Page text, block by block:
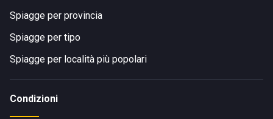
Spiagge per provincia
Spiagge per tipo
Spiagge per località più popolari
Condizioni